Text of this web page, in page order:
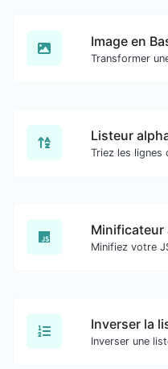
Image en
Listeur
Minificateur
Inverser la